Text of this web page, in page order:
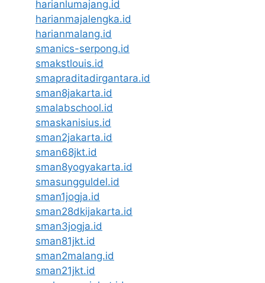
harianlumajang.id
harianmajalengka.id
harianmalang.id
smanics-serpong.id
smakstlouis.id
smapraditadirgantara.id
sman8jakarta.id
smalabschool.id
smaskanisius.id
sman2jakarta.id
sman68jkt.id
sman8yogyakarta.id
smasungguldel.id
sman1jogja.id
sman28dkijakarta.id
sman3jogja.id
sman81jkt.id
sman2malang.id
sman21jkt.id